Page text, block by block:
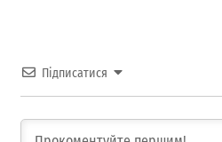
Підписатися